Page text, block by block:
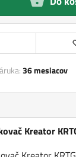
36 mesiacov
Kreator